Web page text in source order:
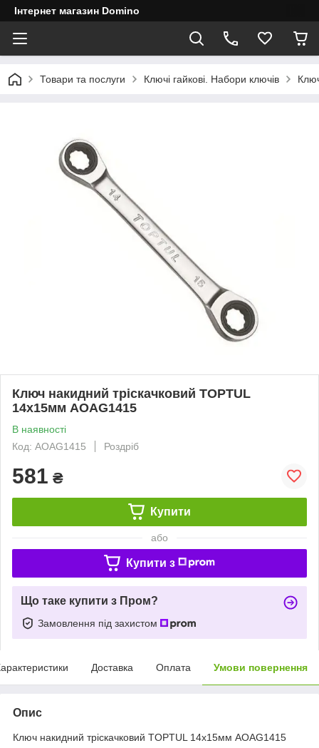
Інтернет магазин Domino
Товари та послуги Ключі гайкові. Набори ключів
Ключ накидний тріскачковий TOPTUL
14х15мм AOAG1415
В наявності
Код: AOAG1415
Роздріб
581 ₴
Купити
або
Купити з
Що таке купити з Пром?
Замовлення під захистом
Доставка Оплата Умови повернення
Опис
Ключ накидний тріскачковий TOPTUL 14х15мм AOAG1415